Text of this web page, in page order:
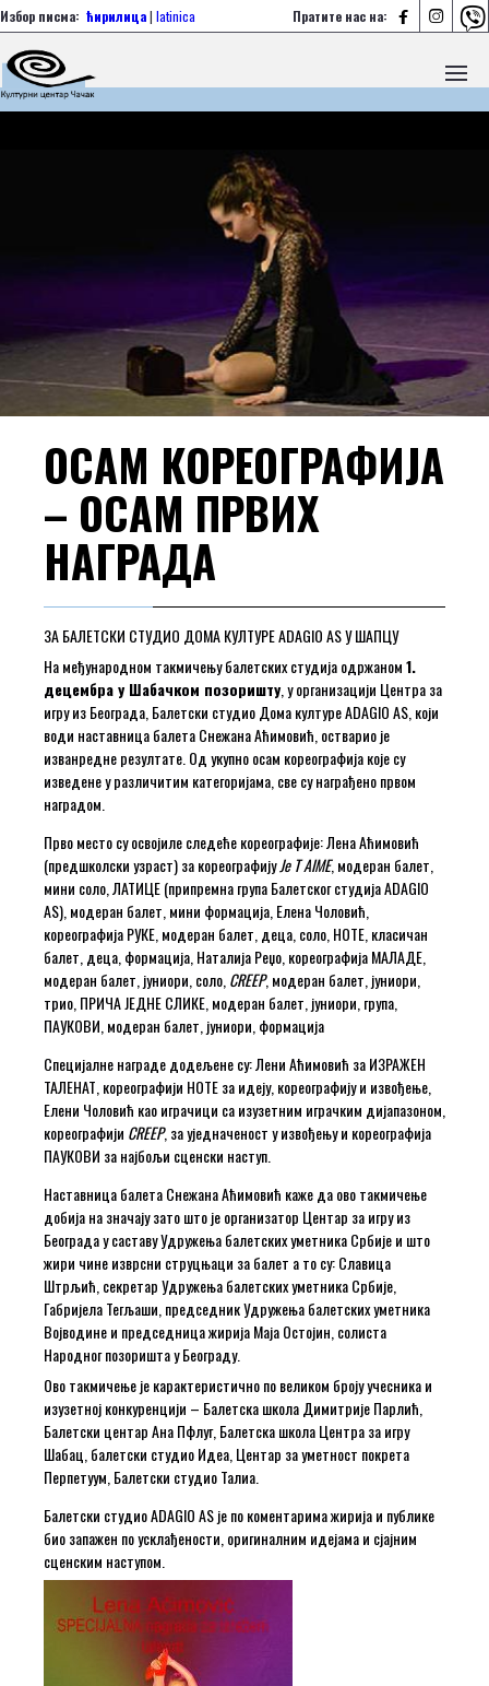
Пратите нас на:   
Избор писма: ћирилица| latinica
ОСАМ КОРЕОГРАФИЈА
– ОСАМ ПРВИХ
НАГРАДА
ЗА БАЛЕТСКИ СТУДИО ДОМА КУЛТУРЕ ADAGIO AS У ШАПЦУ
На међународном такмичењу балетских студија одржаном1.
децембра у Шабачком позоришту , у организацији Центра за
игру из Београда, Балетски студио Дома културе ADAGIO AS, који
води наставница балета Снежана Аћимовић, остварио је
изванредне резултате. Од укупно осам кореографија које су
изведене у различитим категоријама, све су награђено првом
наградом.
Прво место су освојиле следеће кореографије: Лена Аћимовић
(предшколски узраст) за кореографијуJe T AIME, модеран балет,
мини соло, ЛАТИЦЕ (припремна група Балетског студија ADAGIO
AS), модеран балет, мини формација, Елена Чоловић,
кореографија РУКЕ, модеран балет, деца, соло, НОТЕ, класичан
балет, деца, формација, Наталија Реџо, кореографија МАЛАДЕ,
модеран балет, јуниори, соло, CREEP, модеран балет, јуниори,
трио, ПРИЧА ЈЕДНЕ СЛИКЕ, модеран балет, јуниори, група,
ПАУКОВИ, модеран балет, јуниори, формација
Специјалне награде додељене су: Лени Аћимовић за ИЗРАЖЕН
ТАЛЕНАТ, кореографији НОТЕ за идеју, кореографију и извођење,
Елени Чоловић као играчици са изузетним играчким дијапазоном,
кореографији CREEP, за уједначеност у извођењу и кореографија
ПАУКОВИ за најбољи сценски наступ.
Наставница балета Снежана Аћимовић каже да ово такмичење
добија на значају зато што је организатор Центар за игру из
Београда у саставу Удружења балетских уметника Србије и што
жири чине изврсни струцњаци за балет а то су: Славица
Штрљић, секретар Удружења балетских уметника Србије,
Габријела Тегљаши, председник Удружења балетских уметника
Војводине и председница жирија Маја Остојин, солиста
Народног позоришта у Београду.
Ово такмичење је карактеристично по великом броју учесника и
изузетној конкуренцији – Балетска школа Димитрије Парлић,
Балетски центар Ана Пфлуг, Балетска школа Центра за игру
Шабац, балетски студио Идеа, Центар за уметност покрета
Перпетуум, Балетски студио Талиа.
Балетски студио ADAGIO AS је по коментарима жирија и публике
био запажен по усклађености, оригиналним идејама и сјајним
сценским наступом.